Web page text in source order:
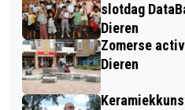
slotdag
Dieren
Zomerse
Dieren